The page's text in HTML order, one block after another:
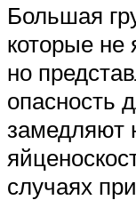
Большая
которые не
но
опасность
замедляют
случаях